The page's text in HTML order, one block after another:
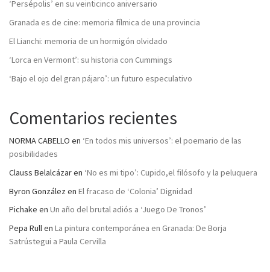
‘Persépolis’ en su veinticinco aniversario
Granada es de cine: memoria fílmica de una provincia
El Lianchi: memoria de un hormigón olvidado
‘Lorca en Vermont’: su historia con Cummings
‘Bajo el ojo del gran pájaro’: un futuro especulativo
Comentarios recientes
NORMA CABELLO en ‘En todos mis universos’: el poemario de las
posibilidades
Clauss Belalcázaren ‘No es mi tipo’: Cupido,el filósofo y la peluquera
Byron González en El fracaso de ‘Colonia’ Dignidad
Pichake en Un año del brutal adiós a ‘Juego De Tronos’
Pepa Rullen La pintura contemporánea en Granada: De Borja
Satrústegui a Paula Cervilla